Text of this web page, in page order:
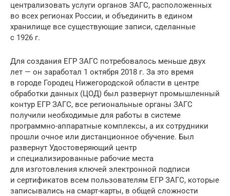
централизовать услуги органов ЗАГС, расположенных
во всех регионах России, и объединить в едином
хранилище все существующие записи, сделанные
с 1926 г.
Для создания ЕГР ЗАГС потребовалось меньше двух
лет — он заработал 1 октября 2018 г. За это время
в городе Городец Нижегородской области в центре
обработки данных (ЦОД) был развернут промышленный
контур ЕГР ЗАГС, все региональные органы ЗАГС
получили необходимые для работы в системе
программно-аппаратные комплексы, а их сотрудники
прошли очное или дистанционное обучение. Был
развернут Удостоверяющий центр
и специализированные рабочие места
для изготовления ключей электронной подписи
и сертификатов всем пользователям ЕГР ЗАГС, которые
записывались на смарт-карты, в общей сложности